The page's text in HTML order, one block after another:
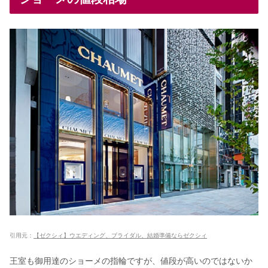
引用元： 【ゼクシィ】ウエディング、ブライダル、結婚準備ならゼクシィ
王室も御用達のショーメの指輪ですが、値段が高いのではないか